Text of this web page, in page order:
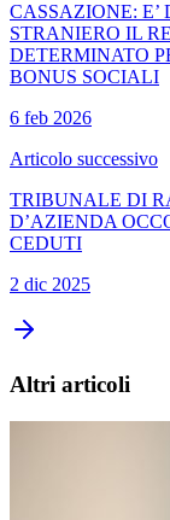
CASSAZIONE: E’
STRANIERO IL
DETERMINATO
BONUS SOCIALI
6 feb 2026
Articolo successivo
TRIBUNALE DI
D’AZIENDA
CEDUTI
2 dic 2025
Altri articoli